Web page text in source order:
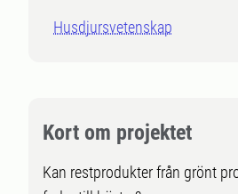
Husdjursvetenskap
Kort om projektet
Kan restprodukter från grönt